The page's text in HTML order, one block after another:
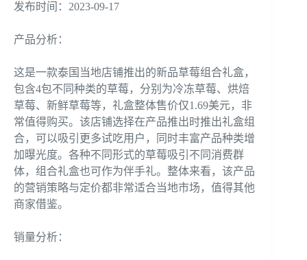
发布时间：2023-09-17
产品分析：
这是一款泰国当地店铺推出的新品草莓组合礼盒，
包含4包不同种类的草莓，分别为冷冻草莓、烘焙
草莓、新鲜草莓等，礼盒整体售价仅1.69美元，非
常值得购买。该店铺选择在产品推出时推出礼盒组
合，可以吸引更多试吃用户，同时丰富产品种类增
加曝光度。各种不同形式的草莓吸引不同消费群
体，组合礼盒也可作为伴手礼。整体来看，该产品
的营销策略与定价都非常适合当地市场，值得其他
商家借鉴。
销量分析：